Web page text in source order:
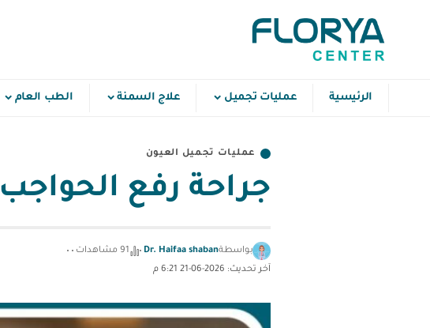
الرئيسية عمليات تجميل علاج السمنة الطب العام
عمليات تجميل العيون
جراحة رفع الحواجب
آخر تحديث: 2026-06-21 6:21 م
بواسطةDr. Haifaa shaban
91 مشاهدات